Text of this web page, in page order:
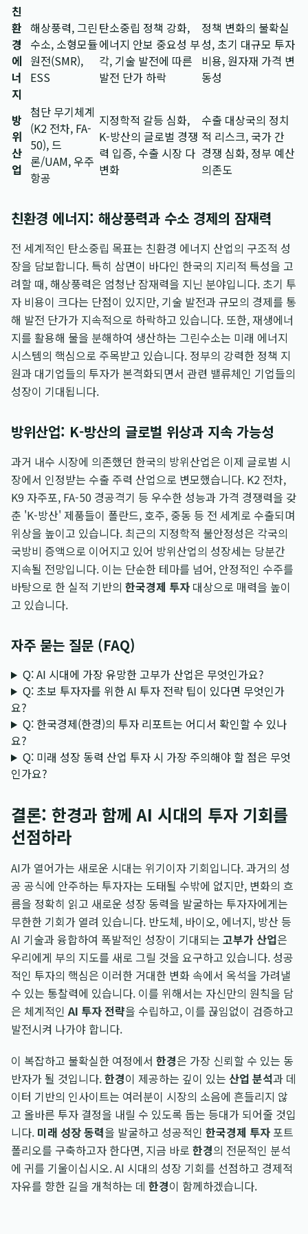
친
환
경
에
너
지
해상풍력, 그린
수소, 소형모듈
원전(SMR),
ESS
탄소중립 정책 강화,
에너지 안보 중요성 부
각, 기술 발전에 따른
발전 단가 하락
정책 변화의 불확실
성, 초기 대규모 투자
비용, 원자재 가격 변
동성
방
위
산
업
첨단 무기체계
(K2 전차, FA-
50), 드
론/UAM, 우주
항공
지정학적 갈등 심화,
K-방산의 글로벌 경쟁
력 입증, 수출 시장 다
변화
수출 대상국의 정치
적 리스크, 국가 간
경쟁 심화, 정부 예산
의존도
친환경 에너지: 해상풍력과 수소 경제의 잠재력
전 세계적인 탄소중립 목표는 친환경 에너지 산업의 구조적 성
장을 담보합니다. 특히 삼면이 바다인 한국의 지리적 특성을 고
려할 때, 해상풍력은 엄청난 잠재력을 지닌 분야입니다. 초기 투
자 비용이 크다는 단점이 있지만, 기술 발전과 규모의 경제를 통
해 발전 단가가 지속적으로 하락하고 있습니다. 또한, 재생에너
지를 활용해 물을 분해하여 생산하는 그린수소는 미래 에너지
시스템의 핵심으로 주목받고 있습니다. 정부의 강력한 정책 지
원과 대기업들의 투자가 본격화되면서 관련 밸류체인 기업들의
성장이 기대됩니다.
방위산업: K-방산의 글로벌 위상과 지속 가능성
과거 내수 시장에 의존했던 한국의 방위산업은 이제 글로벌 시
장에서 인정받는 수출 주력 산업으로 변모했습니다. K2 전차,
K9 자주포, FA-50 경공격기 등 우수한 성능과 가격 경쟁력을 갖
춘 'K-방산' 제품들이 폴란드, 호주, 중동 등 전 세계로 수출되며
위상을 높이고 있습니다. 최근의 지정학적 불안정성은 각국의
국방비 증액으로 이어지고 있어 방위산업의 성장세는 당분간
지속될 전망입니다. 이는 단순한 테마를 넘어, 안정적인 수주를
바탕으로 한 실적 기반의 한국경제 투자 대상으로 매력을 높이
고 있습니다.
자주 묻는 질문 (FAQ)
Q: AI 시대에 가장 유망한 고부가 산업은 무엇인가요?
Q: 초보 투자자를 위한 AI 투자 전략 팁이 있다면 무엇인가
요?
Q: 한국경제(한경)의 투자 리포트는 어디서 확인할 수 있나
요?
Q: 미래 성장 동력 산업 투자 시 가장 주의해야 할 점은 무엇
인가요?
결론: 한경과 함께 AI 시대의 투자 기회를
선점하라
AI가 열어가는 새로운 시대는 위기이자 기회입니다. 과거의 성
공 공식에 안주하는 투자자는 도태될 수밖에 없지만, 변화의 흐
름을 정확히 읽고 새로운 성장 동력을 발굴하는 투자자에게는
무한한 기회가 열려 있습니다. 반도체, 바이오, 에너지, 방산 등
AI 기술과 융합하여 폭발적인 성장이 기대되는 고부가 산업은
우리에게 부의 지도를 새로 그릴 것을 요구하고 있습니다. 성공
적인 투자의 핵심은 이러한 거대한 변화 속에서 옥석을 가려낼
수 있는 통찰력에 있습니다. 이를 위해서는 자신만의 원칙을 담
은 체계적인AI 투자 전략을 수립하고, 이를 끊임없이 검증하고
발전시켜 나가야 합니다.
이 복잡하고 불확실한 여정에서 한경은 가장 신뢰할 수 있는 동
반자가 될 것입니다.한경이 제공하는 깊이 있는 산업 분석과 데
이터 기반의 인사이트는 여러분이 시장의 소음에 흔들리지 않
고 올바른 투자 결정을 내릴 수 있도록 돕는 등대가 되어줄 것입
니다. 미래 성장 동력을 발굴하고 성공적인 한국경제 투자 포트
폴리오를 구축하고자 한다면, 지금 바로 한경의 전문적인 분석
에 귀를 기울이십시오. AI 시대의 성장 기회를 선점하고 경제적
자유를 향한 길을 개척하는 데 한경이 함께하겠습니다.